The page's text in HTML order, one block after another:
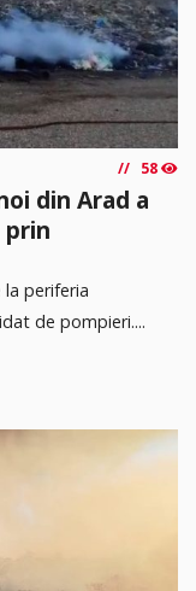
58
din Arad a
periferia
de pompieri....